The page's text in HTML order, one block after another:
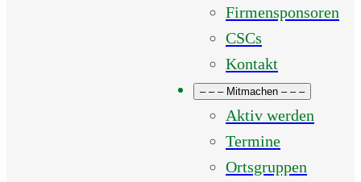
Firmensponsoren
CSCs
Kontakt
– – – Mitmachen – – –
Aktiv werden
Termine
Ortsgruppen